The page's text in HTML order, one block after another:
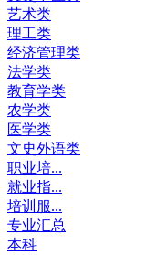
艺术类
理工类
经济管理类
法学类
教育学类
农学类
医学类
文史外语类
职业培...
就业指...
培训服...
专业汇总
本科